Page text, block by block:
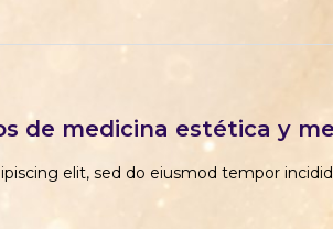
de medicina estética y
elit, sed do eiusmod tempor